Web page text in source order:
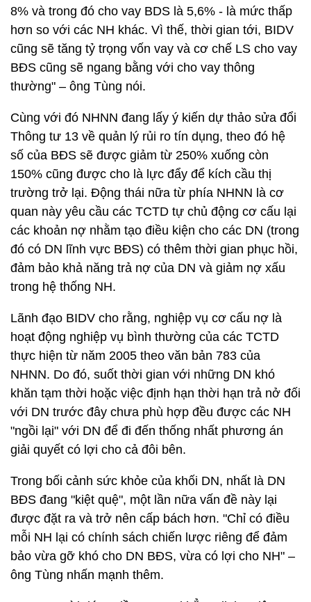
8% và trong đó cho vay BDS là 5,6% - là mức thấp
hơn so với các NH khác. Vì thế, thời gian tới, BIDV
cũng sẽ tăng tỷ trọng vốn vay và cơ chế LS cho vay
BĐS cũng sẽ ngang bằng với cho vay thông
thường" – ông Tùng nói.
Cùng với đó NHNN đang lấy ý kiến dự thảo sửa đổi
Thông tư 13 về quản lý rủi ro tín dụng, theo đó hệ
số của BĐS sẽ được giảm từ 250% xuống còn
150% cũng được cho là lực đẩy để kích cầu thị
trường trở lại. Động thái nữa từ phía NHNN là cơ
quan này yêu cầu các TCTD tự chủ động cơ cấu lại
các khoản nợ nhằm tạo điều kiện cho các DN (trong
đó có DN lĩnh vực BĐS) có thêm thời gian phục hồi,
đảm bảo khả năng trả nợ của DN và giảm nợ xấu
trong hệ thống NH.
Lãnh đạo BIDV cho rằng, nghiệp vụ cơ cấu nợ là
hoạt động nghiệp vụ bình thường của các TCTD
thực hiện từ năm 2005 theo văn bản 783 của
NHNN. Do đó, suốt thời gian với những DN khó
khăn tạm thời hoặc việc định hạn thời hạn trả nở đối
với DN trước đây chưa phù hợp đều được các NH
"ngồi lại" với DN để đi đến thống nhất phương án
giải quyết có lợi cho cả đôi bên.
Trong bối cảnh sức khỏe của khối DN, nhất là DN
BĐS đang "kiệt quệ", một lần nữa vấn đề này lại
được đặt ra và trở nên cấp bách hơn. "Chỉ có điều
mỗi NH lại có chính sách chiến lược riêng để đảm
bảo vừa gỡ khó cho DN BĐS, vừa có lợi cho NH" –
ông Tùng nhấn mạnh thêm.